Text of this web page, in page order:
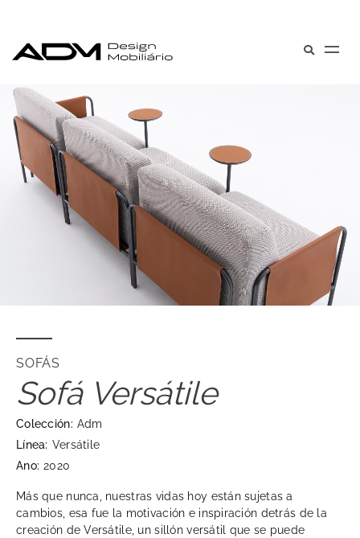
SOFÁS
Sofá Versátile
Colección: Adm
Línea: Versátile
Ano: 2020
Más que nunca, nuestras vidas hoy están sujetas a
cambios, esa fue la motivación e inspiración detrás de la
creación de Versátile, un sillón versátil que se puede